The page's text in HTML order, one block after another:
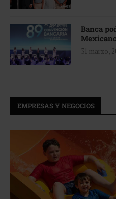
Banca
31 marzo,
EMPRESAS Y NEGOCIOS